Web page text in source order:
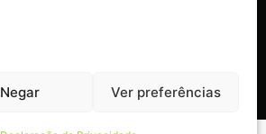
Negar Ver preferências